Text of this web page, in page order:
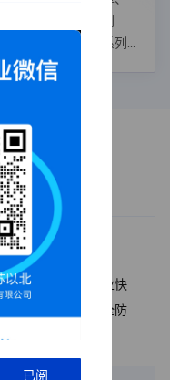
、薅羊毛、黄牛倒
、木马植入等一系列
性、帮助电商企业快
务并发、强化安全防
互联网金融创新。